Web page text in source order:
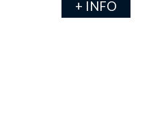
+ INFO